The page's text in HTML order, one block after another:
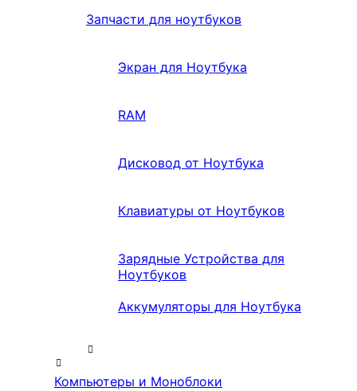
Запчасти для ноутбуков
Экран для Ноутбука
RAM
Дисковод от Ноутбука
Клавиатуры от Ноутбуков
Зарядные Устройства для
Ноутбуков
Аккумуляторы для Ноутбука
Компьютеры и Моноблоки